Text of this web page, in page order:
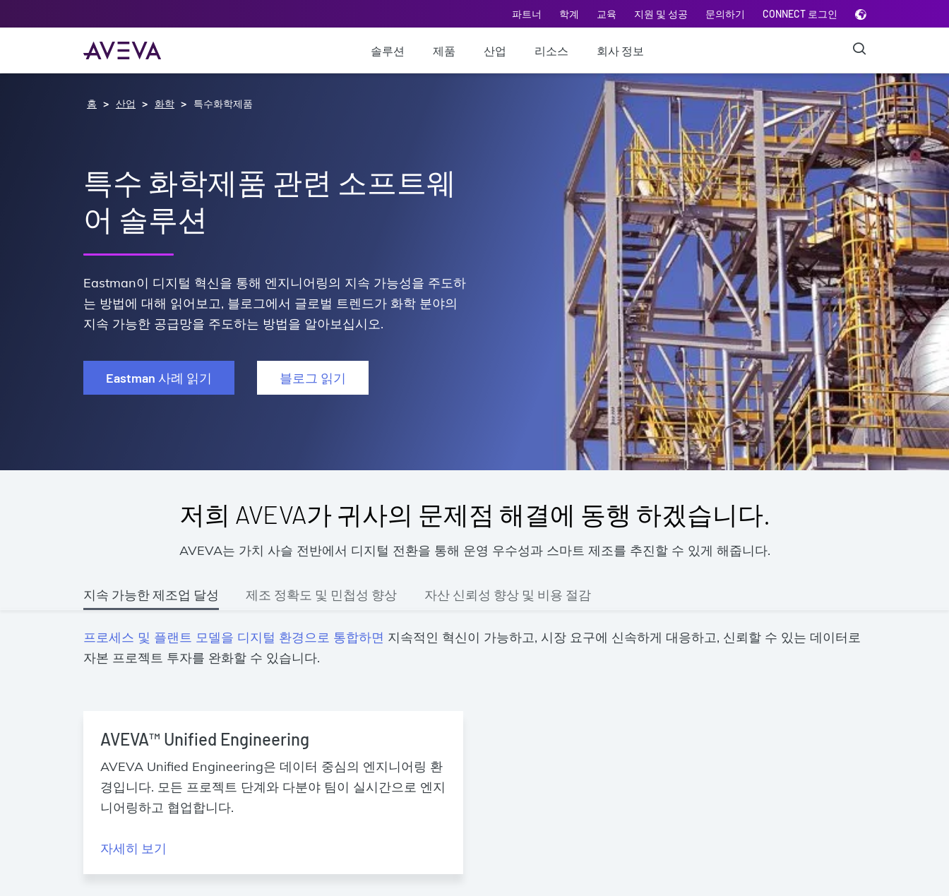
파트너 학계 교육 지원 및 성공 문의하기 CONNECT 로그인
솔루션 제품 산업 리소스 회사 정보
홈 산업 화학 특수화학제품
특수 화학제품 관련 소프트웨
어 솔루션
Eastman이 디지털 혁신을 통해 엔지니어링의 지속 가능성을 주도하
는 방법에 대해 읽어보고, 블로그에서 글로벌 트렌드가 화학 분야의
지속 가능한 공급망을 주도하는 방법을 알아보십시오.
Eastman 사례 읽기 블로그 읽기
저희 AVEVA가 귀사의 문제점 해결에 동행 하겠습니다.
AVEVA는 가치 사슬 전반에서 디지털 전환을 통해 운영 우수성과 스마트 제조를 추진할 수 있게 해줍니다.
지속 가능한 제조업 달성 제조 정확도 및 민첩성 향상 자산 신뢰성 향상 및 비용 절감
프로세스 및 플랜트 모델을 디지털 환경으로 통합하면 지속적인 혁신이 가능하고, 시장 요구에 신속하게 대응하고, 신뢰할 수 있는 데이터로
자본 프로젝트 투자를 완화할 수 있습니다.
AVEVA™ Unified Engineering
AVEVA Unified Engineering은 데이터 중심의 엔지니어링 환
경입니다. 모든 프로젝트 단계와 다분야 팀이 실시간으로 엔지
니어링하고 협업합니다.
자세히 보기